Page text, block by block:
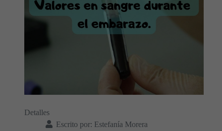
Detalles
Escrito por: Estefanía Morera